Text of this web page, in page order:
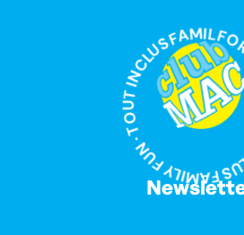
FORMULE TOUT INCLUS FAMILY